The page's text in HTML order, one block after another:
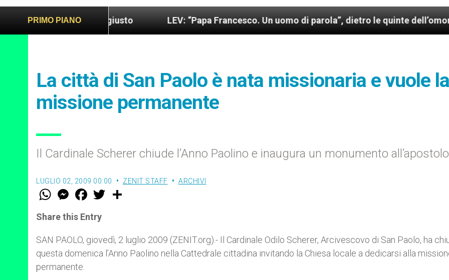
PRIMO PIANO
più sano e giusto LEV: “Papa Francesco. Un uomo di parola”, dietro le quinte dell’omonimo film di
La città di San Paolo è nata missionaria e vuole la
missione permanente
Il Cardinale Scherer chiude l’Anno Paolino e inaugura un monumento all’apostolo
LUGLIO 02, 2009 00:00 ZENIT STAFF ARCHIVI
W
t
s
p
p
M
e
s
e
g
e
r
F
a
e
b
o
k
w
r
Share this Entry
SAN PAOLO, giovedì, 2 luglio 2009 (ZENIT.org).- Il Cardinale Odilo Scherer, Arcivescovo di San Paolo, ha
questa domenica l’Anno Paolino nella Cattedrale cittadina invitando la Chiesa locale a dedicarsi alla
permanente.